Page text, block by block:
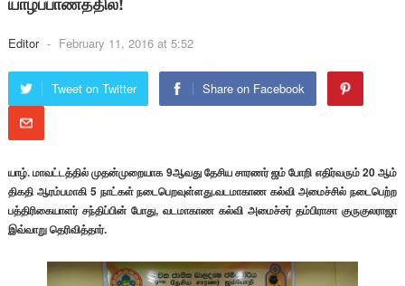
Editor - February 11, 2016 at 5:52
Tweet on Twitter Share on Facebook
யாழ். மாவட்டத்தில் முதன்முறையாக 9ஆவது தேசிய சாரணர் ஜம் போறி எதிர்வரும் 20 ஆம்
திகதி ஆரம்பமாகி 5 நாட்கள் நடைபெறவுள்ளது.வடமாகாண கல்வி அமைச்சில் நடைபெற்ற
பத்திரிகையாளர் சந்திப்பின் போது, வடமாகாண கல்வி அமைச்சர் தம்பிராசா குருகுலராஜா
இவ்வாறு தெரிவித்தார்.